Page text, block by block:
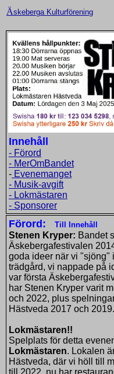
Äskeberga Kulturförening
Innehåll
- Förord
- MerOmBandet
- Evenemanget
- Musik-avgift
- Lokmästaren
- Sponsorer
Förord: Till Innehåll
Stenen Kryper: Bandet
Äskebergafestivalen
goda ideer när vi "sjöng"
trädgård, vi nappade på
var första
har Stenen Kryper varit
och 2022, plus
Hästveda 2017 och 2019.
Lokmästaren!!
Spelplats för detta
Lokmästaren. Lokalen
Hästveda, där vi höll till
till 2022, nu har